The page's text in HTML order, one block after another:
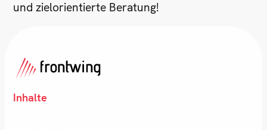
und zielorientierte Beratung!
Inhalte